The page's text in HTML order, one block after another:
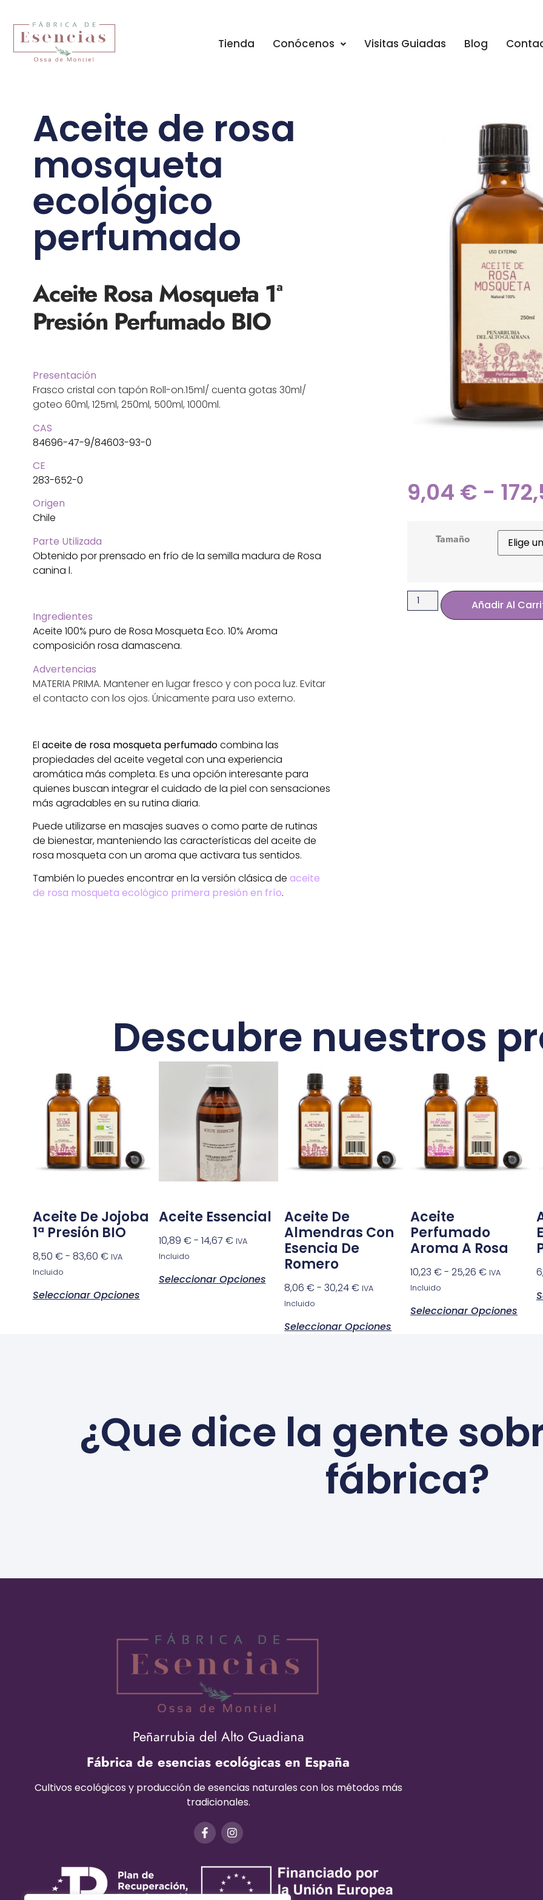
Tienda Conócenos Visitas Guiadas Blog
Aceite de rosa
mosqueta
ecológico
perfumado
Aceite Rosa Mosqueta 1ª
Presión Perfumado BIO
Presentación
Frasco cristal con tapón Roll-on.15ml/ cuenta gotas 30ml/
goteo 60ml, 125ml, 250ml, 500ml, 1000ml.
CAS
84696-47-9/84603-93-0
CE
283-652-0
Origen
Chile
Parte Utilizada
Obtenido por prensado en frío de la semilla madura de Rosa
canina l.
Ingredientes
Aceite 100% puro de Rosa Mosqueta Eco. 10% Aroma
composición rosa damascena.
Advertencias
MATERIA PRIMA. Mantener en lugar fresco y con poca luz. Evitar
el contacto con los ojos. Únicamente para uso externo.
El aceite de rosa mosqueta perfumadocombina las
propiedades del aceite vegetal con una experiencia
aromática más completa. Es una opción interesante para
quienes buscan integrar el cuidado de la piel con sensaciones
más agradables en su rutina diaria.
Puede utilizarse en masajes suaves o como parte de rutinas
de bienestar, manteniendo las características del aceite de
rosa mosqueta con un aroma que activara tus sentidos.
También lo puedes encontrar en la versión clásica de aceite
de rosa mosqueta ecológico primera presión en frío.
9,04 € -
Tamaño
Añadir Al
Descubre nuestros
Aceite De Jojoba
1ª Presión BIO
8,50 €- 83,60 € IVA
Incluido
Seleccionar Opciones
Aceite Essencial
10,89 €- 14,67 € IVA
Incluido
Seleccionar Opciones
Aceite De
Almendras Con
Esencia De
Romero
8,06€- 30,24€ IVA
Incluido
Seleccionar Opciones
Aceite
Perfumado
Aroma A Rosa
10,23 €- 25,26 € IVA
Incluido
Seleccionar Opciones
¿Que dice la gente
fábrica?
Peñarrubia del Alto Guadiana
Fábrica de esencias ecológicas en España
Cultivos ecológicos y producción de esencias naturales con los métodos más
tradicionales.